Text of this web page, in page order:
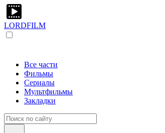
LORDFILM
Все части
Фильмы
Сериалы
Мультфильмы
Закладки